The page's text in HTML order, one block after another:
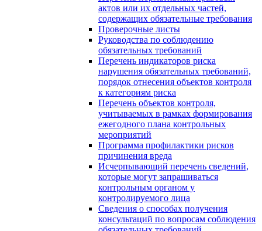
актов или их отдельных частей,
содержащих обязательные требования
Проверочные листы
Руководства по соблюдению
обязательных требований
Перечень индикаторов риска
нарушения обязательных требований,
порядок отнесения объектов контроля
к категориям риска
Перечень объектов контроля,
учитываемых в рамках формирования
ежегодного плана контрольных
мероприятий
Программа профилактики рисков
причинения вреда
Исчерпывающий перечень сведений,
которые могут запрашиваться
контрольным органом у
контролируемого лица
Сведения о способах получения
консультаций по вопросам соблюдения